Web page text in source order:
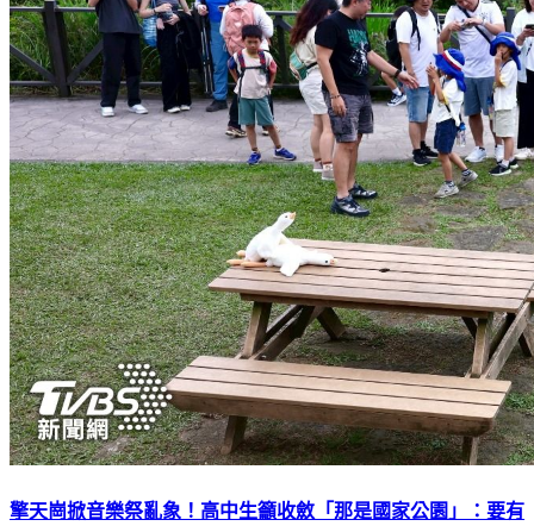
擎天崗掀音樂祭亂象！高中生籲收斂「那是國家公園」：要有